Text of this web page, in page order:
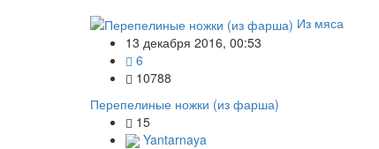
Из мяса
13 декабря 2016, 00:53
6
10788
Перепелиные ножки (из фарша)
15
Yantarnaya